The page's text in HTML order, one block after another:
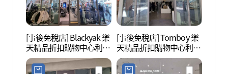
[事後免稅店] Blackyak 樂
天精品折扣購物中心利川
店(블랙야크 롯데프리미
엄아울렛 이천점)
[事後免稅店] Tomboy 樂
天精品折扣購物中心利川
店(톰보이 롯데프리미엄
아울렛 이천점)